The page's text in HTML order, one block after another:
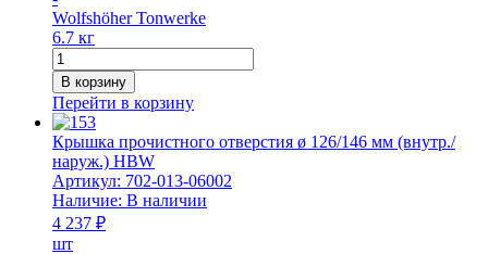
Wolfshöher Tonwerke
6.7 кг
Количество
товара
Переходник
для
дымовой
трубы
ø160
В корзину
Перейти в корзину
Крышка прочистного отверстия ø 126/146 мм (внутр./
наруж.) HBW
Артикул: 702-013-06002
Наличие: В наличии
4 237 ₽
шт